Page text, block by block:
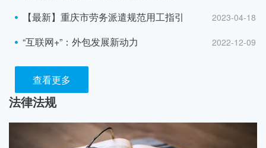
【最新】重庆市劳务派遣规范用工指引 2023-04-18
“互联网+”：外包发展新动力 2022-12-09
查看更多
法律法规